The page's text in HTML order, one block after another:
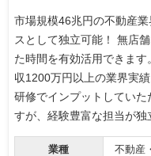
市場規模46兆円の不動産
スとして独立可能！ 無店
た時間を有効活用できま
収1200万円以上の業界実
研修でインプットしてい
すが、経験豊富な担当が
業種 不動産